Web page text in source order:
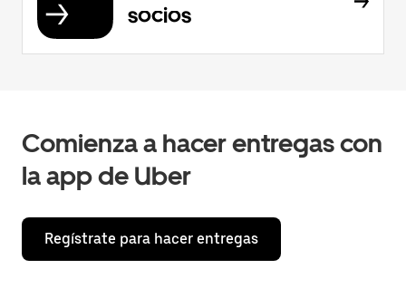
socios
Comienza a hacer entregas con
la app de Uber
Regístrate para hacer entregas